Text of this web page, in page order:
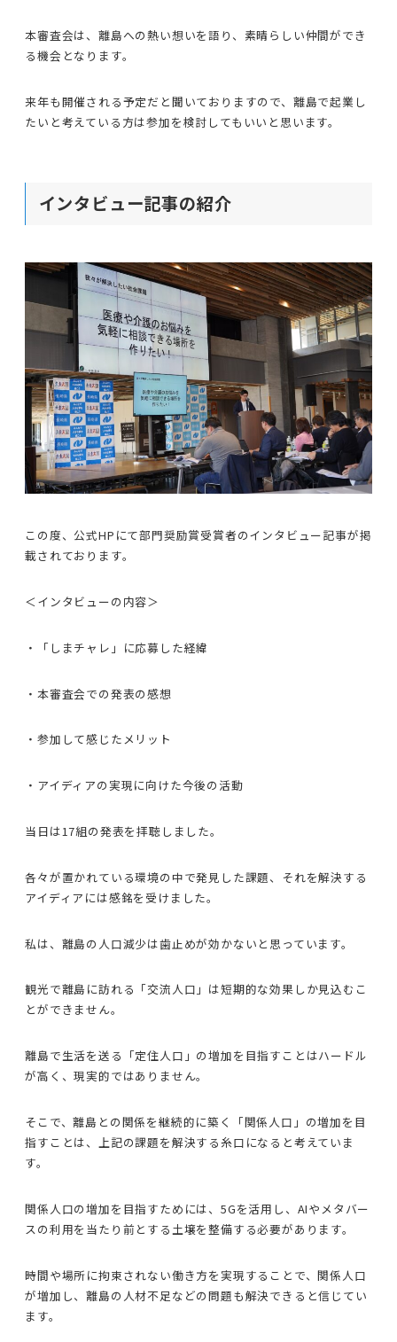
本審査会は、離島への熱い想いを語り、素晴らしい仲間ができ
る機会となります。
来年も開催される予定だと聞いておりますので、離島で起業し
たいと考えている方は参加を検討してもいいと思います。
インタビュー記事の紹介
この度、公式HPにて部門奨励賞受賞者のインタビュー記事が掲
載されております。
＜インタビューの内容＞
・「しまチャレ」に応募した経緯
・本審査会での発表の感想
・参加して感じたメリット
・アイディアの実現に向けた今後の活動
当日は17組の発表を拝聴しました。
各々が置かれている環境の中で発見した課題、それを解決する
アイディアには感銘を受けました。
私は、離島の人口減少は歯止めが効かないと思っています。
観光で離島に訪れる「交流人口」は短期的な効果しか見込むこ
とができません。
離島で生活を送る「定住人口」の増加を目指すことはハードル
が高く、現実的ではありません。
そこで、離島との関係を継続的に築く「関係人口」の増加を目
指すことは、上記の課題を解決する糸口になると考えていま
す。
関係人口の増加を目指すためには、5Gを活用し、AIやメタバー
スの利用を当たり前とする土壌を整備する必要があります。
時間や場所に拘束されない働き方を実現することで、関係人口
が増加し、離島の人材不足などの問題も解決できると信じてい
ます。